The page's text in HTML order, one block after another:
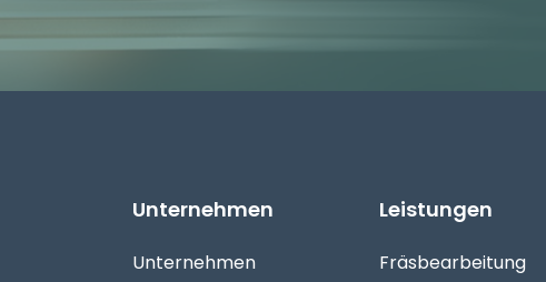
Unternehmen
Navigation
Unternehmen
Leistungen
Navigation
Fräsbearbeitung